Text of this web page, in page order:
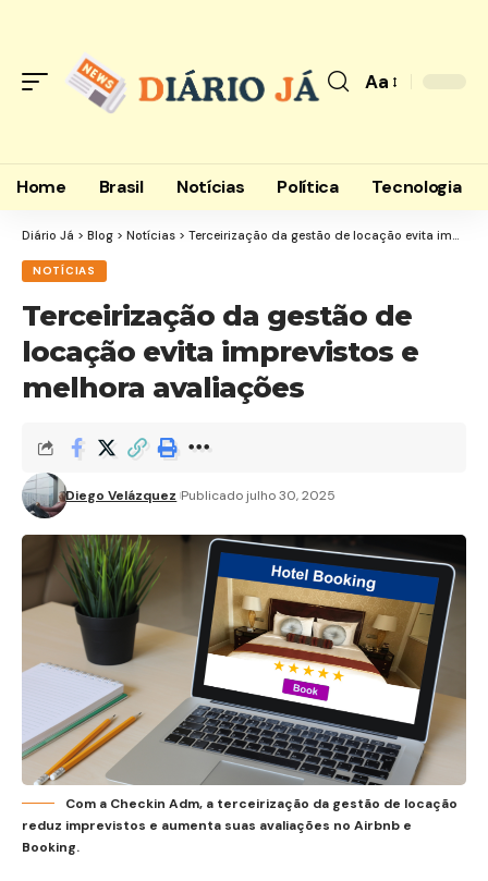
Aa
Home Brasil Notícias Política Tecnologia
Diário Já > Blog > Notícias > Terceirização da gestão de locação evita imprevistos e melhora avaliações
NOTÍCIAS
Terceirização da gestão de
locação evita imprevistos e
melhora avaliações
Diego Velázquez Publicado julho 30, 2025
Com a Checkin Adm, a terceirização da gestão de locação
reduz imprevistos e aumenta suas avaliações no Airbnb e
Booking.